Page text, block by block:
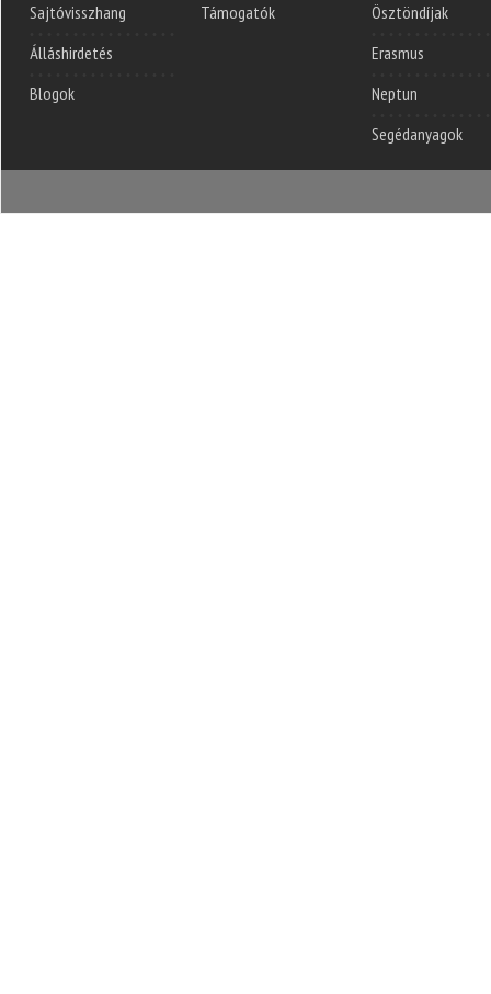
Sajtóvisszhang
Álláshirdetés
Blogok
Támogatók
Ösztöndíjak
Erasmus
Neptun
Segédanyagok